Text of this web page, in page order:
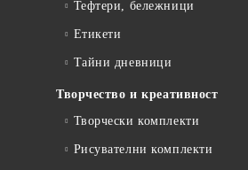
Тефтери, бележници
Етикети
Тайни дневници
Творчество и креативност
Творчески комплекти
Рисувателни комплекти